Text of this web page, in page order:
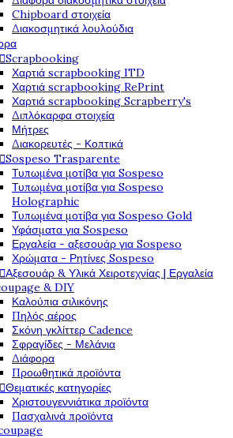
Chipboard στοιχεία
Διακοσμητικά λουλούδια
Scrapbooking
Χαρτιά scrapbooking ITD
Χαρτιά scrapbooking RePrint
Χαρτιά scrapbooking Scrapberry's
Διπλόκαρφα στοιχεία
Μήτρες
Διακορευτές - Κοπτικά
Sospeso Trasparente
Τυπωμένα μοτίβα για Sospeso
Τυπωμένα μοτίβα για Sospeso
Holographic
Τυπωμένα μοτίβα για Sospeso Gold
Υφάσματα για Sospeso
Εργαλεία - αξεσουάρ για Sospeso
Χρώματα - Ρητίνες Sospeso
Αξεσουάρ & Υλικά Χειροτεχνίας | Εργαλεία
& DIY
Καλούπια σιλικόνης
Πηλός αέρος
Σκόνη γκλίττερ Cadence
Σφραγίδες - Μελάνια
Διάφορα
Προωθητικά προϊόντα
Θεματικές κατηγορίες
Χριστουγεννιάτικα προϊόντα
Πασχαλινά προϊόντα